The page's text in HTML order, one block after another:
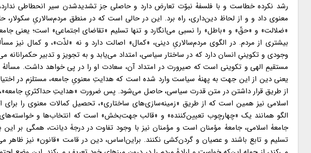
رشد نکرده خطاست و با فلسفۀ نبوّت تعارض دارد و حاصلی جز تشدیدشدن سیر انحطاطی
معنوی داد و و از لحاظ دین‌داری، راه برد. این در حالی است که در منطق مردم‌سالاریِ
«ضلالت» و «حقّ» و «باطل» را نسبی می‌انگارد و تنها تسلیم «تقاضای اجتماعی» است؛ یعنی
بیشتری از مردم. در الگوی مردم‌سالاریِ دینی، «کمال» اصالت دارد و نه «لذّت»، و کمال نیز
وجودی و تکوینیِ انسان دارد که در ساختار سیاسی، امتداد می‌یابد و به تجویز و تدبیر
مستقیمِ الهی و تکوینی است که صیرورت در امتداد آن، سعادت او را در پی خواهد داشت.
یعنی دین از این جهت به پهنۀ سیاست وارد شده است که هدایتِ معنویِ جامعه، مستلزم در
از طریق قرار داشتن در متن قدرت سیاسی، حاصل می‌شود. پس ضرورت «هدایتِ حداکثریِ
اسلامی نیز همین است که از طریق «زمینه‌سازی‌های ساختاری»، تحصیل کمالات معنوی را برای
الگو همانند یک «چهارچوب تعیین‌کننده» و «قالب جهت‌بخش» است که انتخاب‌ها و خواسته‌های
جامعۀ اسلامی، جامعۀ مؤمنان است و مؤمنان نیز با وجود تفاوت در درجۀ دیانت، همگی بر این
تسلیم و تابع باشند و عصیان و گردن‌کشی نکنند. براین‌اساس، دین در قامت «قانون» نیز ظاهر